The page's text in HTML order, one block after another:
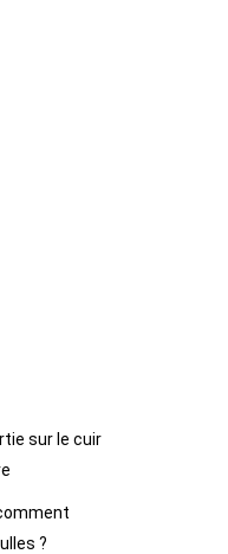
sur le cuir
?